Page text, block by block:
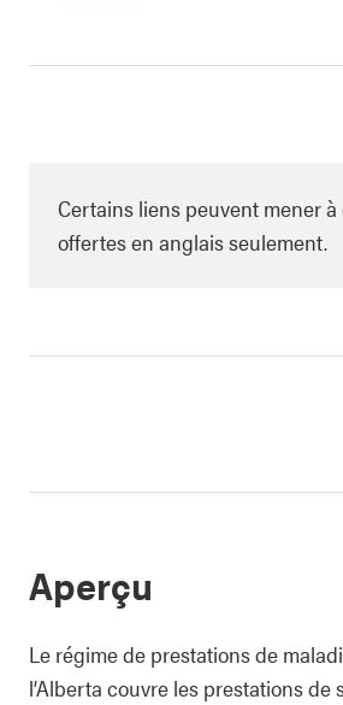
Certains liens peuvent mener
offertes en anglais seulement.
Aperçu
Le régime de prestations de
l’Alberta couvre les prestations de